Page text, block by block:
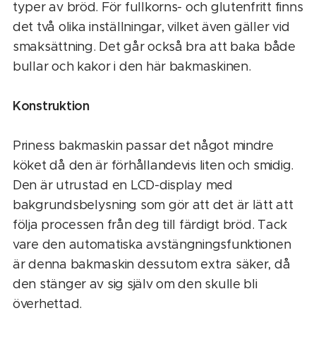
typer av bröd. För fullkorns- och glutenfritt finns
det två olika inställningar, vilket även gäller vid
smaksättning. Det går också bra att baka både
bullar och kakor i den här bakmaskinen.
Konstruktion
Priness bakmaskin passar det något mindre
köket då den är förhållandevis liten och smidig.
Den är utrustad en LCD-display med
bakgrundsbelysning som gör att det är lätt att
följa processen från deg till färdigt bröd. Tack
vare den automatiska avstängningsfunktionen
är denna bakmaskin dessutom extra säker, då
den stänger av sig själv om den skulle bli
överhettad.